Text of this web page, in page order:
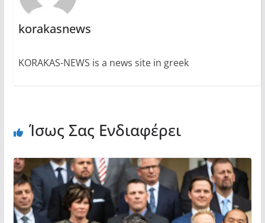
korakasnews
KORAKAS-NEWS is a news site in greek
Ίσως Σας Ενδιαφέρει